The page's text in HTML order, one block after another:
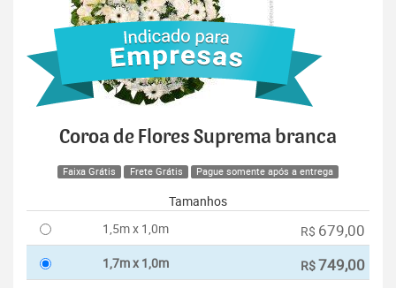
Coroa de Flores Suprema branca
Faixa Grátis Frete Grátis Pague somente após a entrega
Tamanhos
1,5m x 1,0m
R$ 679,00
1,7m x 1,0m R$749,00